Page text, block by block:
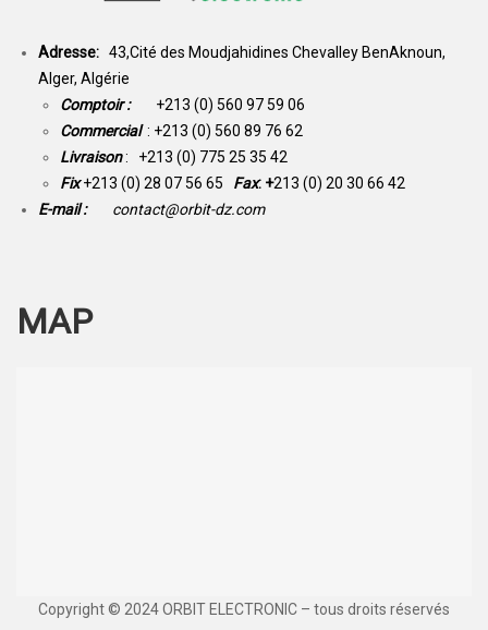
Adresse: 43,Cité des Moudjahidines Chevalley BenAknoun,
Alger, Algérie
Comptoir : +213 (0) 560 97 59 06
Commercial : +213 (0) 560 89 76 62
Livraison: +213 (0) 775 25 35 42
Fix +213 (0) 28 07 56 65 Fax: +213 (0) 20 30 66 42
E-mail :
contact@orbit-dz.com
MAP
Copyright © 2024 ORBIT ELECTRONIC – tous droits réservés